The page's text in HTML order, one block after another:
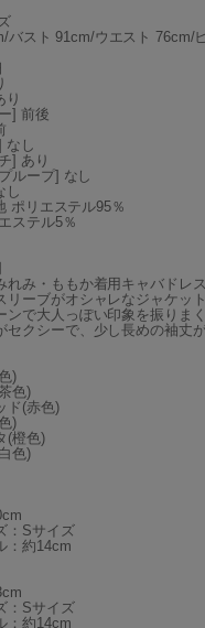
バスト 91cm/ウエスト 76cm/
り
] 前後
なし
] あり
ループ] なし
し
ポリエステル95％
ステル5％
れみ・ももか着用キャバドレス
リーブがオシャレなジャケッ
ンで大人っぽい印象を振りま
セクシーで、少し長めの袖丈
)
色)
ド(赤色)
)
(橙色)
色)
：Sサイズ
：約14cm
：Sサイズ
：約14cm